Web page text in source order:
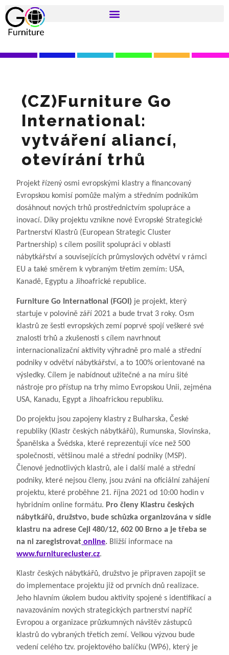
(CZ)Furniture Go
International:
vytváření aliancí,
otevírání trhů
Projekt řízený osmi evropskými klastry a financovaný
Evropskou komisí pomůže malým a středním podnikům
dosáhnout nových trhů prostřednictvím spolupráce a
inovací. Díky projektu vznikne nové Evropské Strategické
Partnerství Klastrů (European Strategic Cluster
Partnership) s cílem posílit spolupráci v oblasti
nábytkářství a souvisejících průmyslových odvětví v rámci
EU a také směrem k vybraným třetím zemím: USA,
Kanadě, Egyptu a Jihoafrické republice.
Furniture Go International (FGOI) je projekt, který
startuje v polovině září 2021 a bude trvat 3 roky. Osm
klastrů ze šesti evropských zemí poprvé spojí veškeré své
znalosti trhů a zkušenosti s cílem navrhnout
internacionalizační aktivity výhradně pro malé a střední
podniky v odvětví nábytkářství, a to 100% orientované na
výsledky. Cílem je nabídnout užitečné a na míru šité
nástroje pro přístup na trhy mimo Evropskou Unii, zejména
USA, Kanadu, Egypt a Jihoafrickou republiku.
Do projektu jsou zapojeny klastry z Bulharska, České
republiky (Klastr českých nábytkářů), Rumunska, Slovinska,
Španělska a Švédska, které reprezentují více než 500
společností, většinou malé a střední podniky (MSP).
Členové jednotlivých klastrů, ale i další malé a střední
podniky, které nejsou členy, jsou zváni na oficiální zahájení
projektu, které proběhne 21. října 2021 od 10:00 hodin v
hybridním online formátu. Pro členy Klastru českých
nábytkářů, družstvo, bude schůzka organizována v sídle
klastru na adrese Cejl 480/12, 602 00 Brno a je třeba se
na ni zaregistrovat online. Bližší informace na
www.furniturecluster.cz.
Klastr českých nábytkářů, družstvo je připraven zapojit se
do implementace projektu již od prvních dnů realizace.
Jeho hlavním úkolem budou aktivity spojené s identifikací a
navazováním nových strategických partnerství napříč
Evropou a organizace průzkumných návštěv zástupců
klastrů do vybraných třetích zemí. Velkou výzvou bude
vedení celého tzv. projektového balíčku (WP6), který je